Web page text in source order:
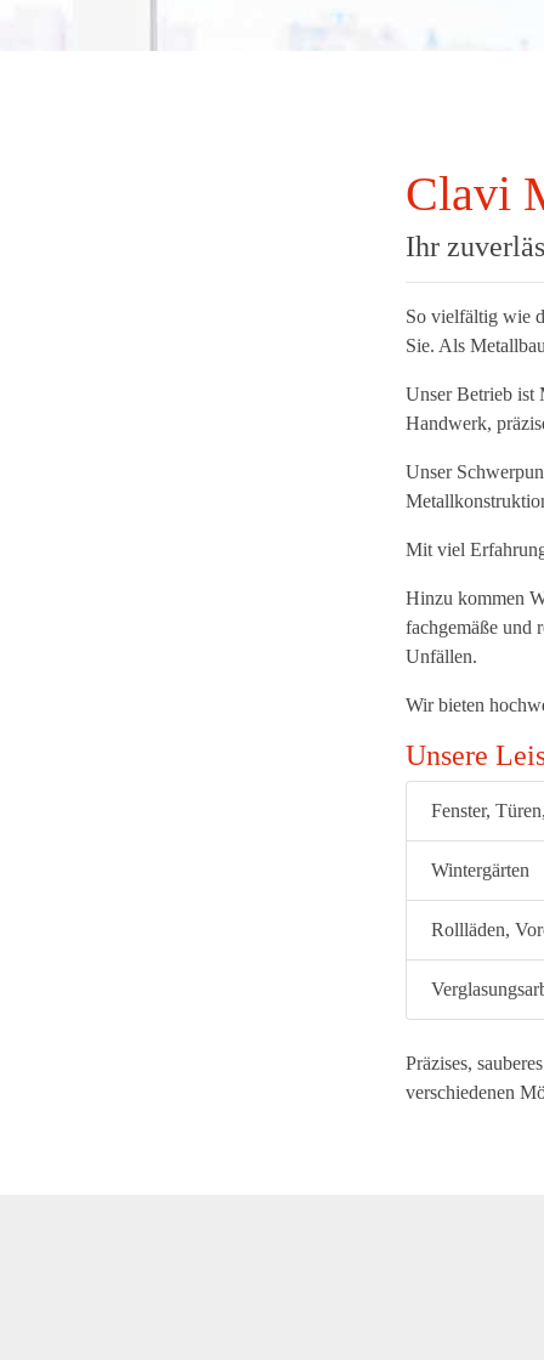
Clavi
Ihr
So vielfältig wie
Sie. Als
Unser Betrieb ist
Handwerk,
Unser
Mit viel
Hinzu kommen
fachgemäße und
Unfällen.
Wir bieten
Unsere
Fenster,
Wintergärten
Rollläden,
Präzises,
verschiedenen